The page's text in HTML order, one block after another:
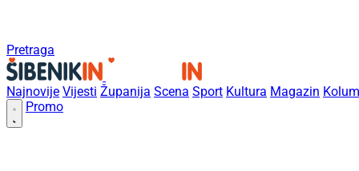
Pretraga
Najnovije Vijesti Županija Scena Sport Kultura Magazin
Promo